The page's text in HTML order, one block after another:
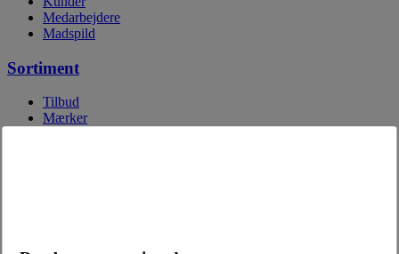
Medarbejdere
Madspild
Sortiment
Tilbud
Mærker
Cookies og persondata